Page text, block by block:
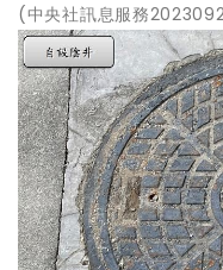
(中央社訊息服務